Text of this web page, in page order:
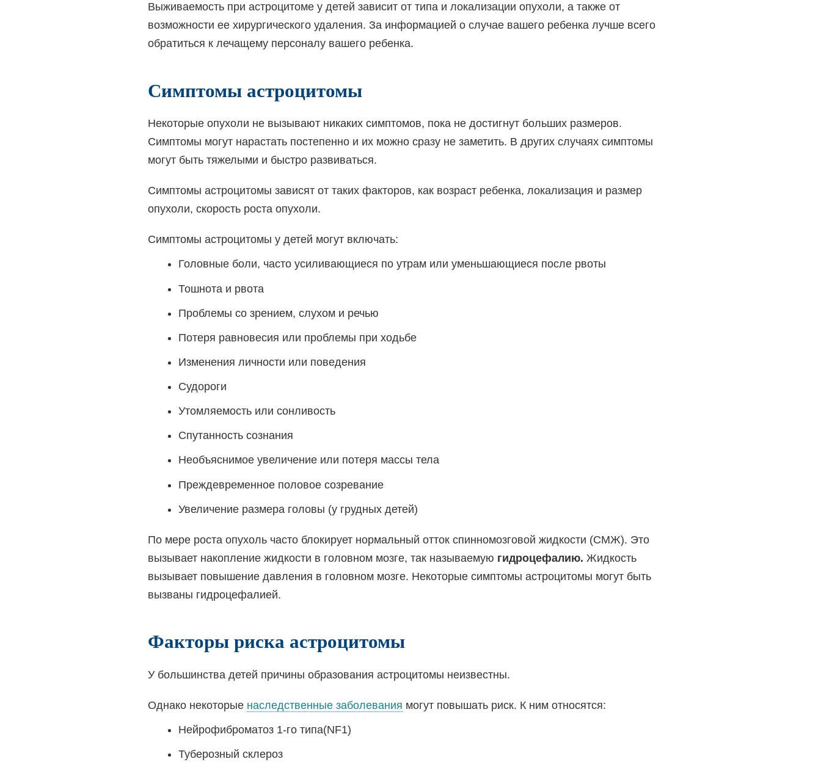
Выживаемость при астроцитоме у детей зависит от типа и локализации опухоли, а также от
возможности ее хирургического удаления. За информацией о случае вашего ребенка лучше всего
обратиться к лечащему персоналу вашего ребенка.
Симптомы астроцитомы
Некоторые опухоли не вызывают никаких симптомов, пока не достигнут больших размеров.
Симптомы могут нарастать постепенно и их можно сразу не заметить. В других случаях симптомы
могут быть тяжелыми и быстро развиваться.
Симптомы астроцитомы зависят от таких факторов, как возраст ребенка, локализация и размер
опухоли, скорость роста опухоли.
Симптомы астроцитомы у детей могут включать:
Головные боли, часто усиливающиеся по утрам или уменьшающиеся после рвоты
Тошнота и рвота
Проблемы со зрением, слухом и речью
Потеря равновесия или проблемы при ходьбе
Изменения личности или поведения
Судороги
Утомляемость или сонливость
Спутанность сознания
Необъяснимое увеличение или потеря массы тела
Преждевременное половое созревание
Увеличение размера головы (у грудных детей)
По мере роста опухоль часто блокирует нормальный отток спинномозговой жидкости (СМЖ). Это
вызывает накопление жидкости в головном мозге, так называемую гидроцефалию. Жидкость
вызывает повышение давления в головном мозге. Некоторые симптомы астроцитомы могут быть
вызваны гидроцефалией.
Факторы риска астроцитомы
У большинства детей причины образования астроцитомы неизвестны.
Однако некоторые наследственные заболевания могут повышать риск. К ним относятся:
Нейрофиброматоз 1-го типа(NF1)
Туберозный склероз